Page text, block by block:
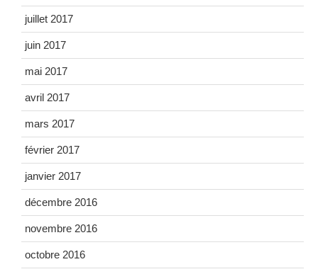
juillet 2017
juin 2017
mai 2017
avril 2017
mars 2017
février 2017
janvier 2017
décembre 2016
novembre 2016
octobre 2016